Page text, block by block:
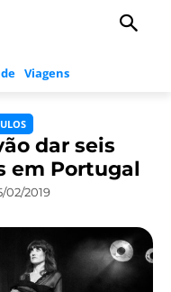
Viagens
dar seis
em Portugal
02/2019